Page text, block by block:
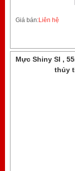
Giá bán:Liên hệ
Mực Shiny SI ,
thủy